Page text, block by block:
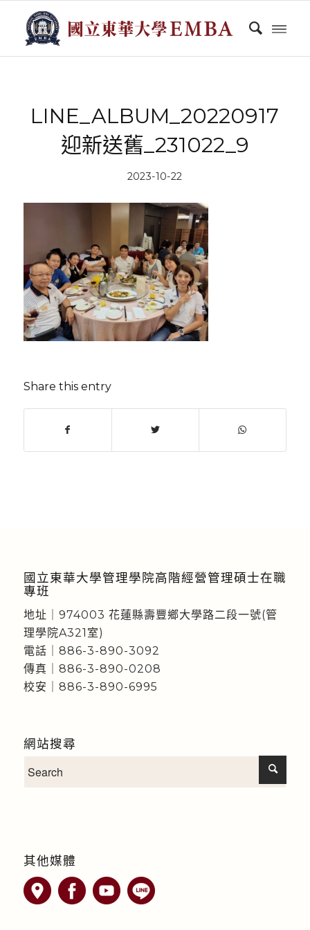
LINE_ALBUM_20220917
迎新送舊_231022_9
2023-10-22
Share this entry
國立東華大學管理學院高階經營管理碩士在職
專班
地址｜974003 花蓮縣壽豐鄉大學路二段一號(管
理學院A321室)
電話｜886-3-890-3092
傳真｜886-3-890-0208
校安｜886-3-890-6995
網站搜尋
其他媒體